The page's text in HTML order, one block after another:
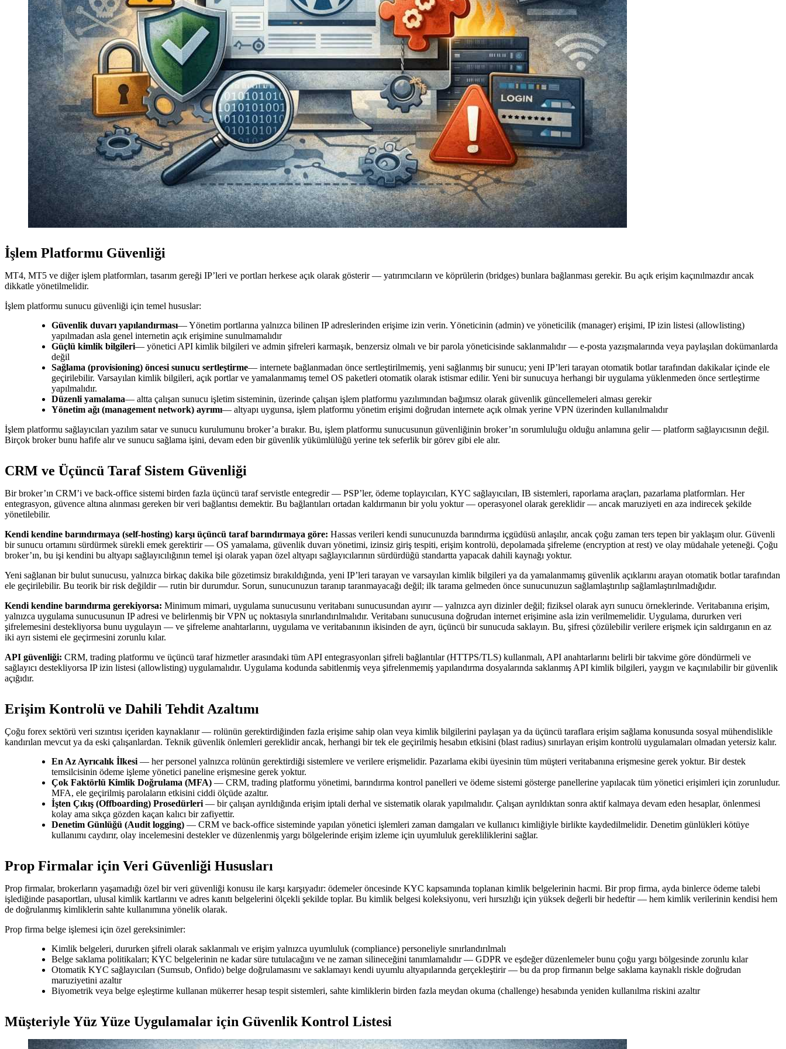
İşlem Platformu Güvenliği
MT4, MT5 ve diğer işlem platformları, tasarım gereği IP’leri ve portları herkese açık olarak gösterir — yatırımcıların ve köprülerin (bridges) bunlara bağlanması gerekir. Bu açık erişim kaçınılmazdır ancak
dikkatle yönetilmelidir.
İşlem platformu sunucu güvenliği için temel hususlar:
Güvenlik duvarı yapılandırması— Yönetim portlarına yalnızca bilinen IP adreslerinden erişime izin verin. Yöneticinin (admin) ve yöneticilik (manager) erişimi, IP izin listesi (allowlisting)
yapılmadan asla genel internetin açık erişimine sunulmamalıdır
Güçlü kimlik bilgileri— yönetici API kimlik bilgileri ve admin şifreleri karmaşık, benzersiz olmalı ve bir parola yöneticisinde saklanmalıdır — e-posta yazışmalarında veya paylaşılan dokümanlarda
değil
Sağlama (provisioning) öncesi sunucu sertleştirme— internete bağlanmadan önce sertleştirilmemiş, yeni sağlanmış bir sunucu; yeni IP’leri tarayan otomatik botlar tarafından dakikalar içinde ele
geçirilebilir. Varsayılan kimlik bilgileri, açık portlar ve yamalanmamış temel OS paketleri otomatik olarak istismar edilir. Yeni bir sunucuya herhangi bir uygulama yüklenmeden önce sertleştirme
yapılmalıdır.
Düzenli yamalama— altta çalışan sunucu işletim sisteminin, üzerinde çalışan işlem platformu yazılımından bağımsız olarak güvenlik güncellemeleri alması gerekir
Yönetim ağı (management network) ayrımı— altyapı uygunsa, işlem platformu yönetim erişimi doğrudan internete açık olmak yerine VPN üzerinden kullanılmalıdır
İşlem platformu sağlayıcıları yazılım satar ve sunucu kurulumunu broker’a bırakır. Bu, işlem platformu sunucusunun güvenliğinin broker’ın sorumluluğu olduğu anlamına gelir — platform sağlayıcısının değil.
Birçok broker bunu hafife alır ve sunucu sağlama işini, devam eden bir güvenlik yükümlülüğü yerine tek seferlik bir görev gibi ele alır.
CRM ve Üçüncü Taraf Sistem Güvenliği
Bir broker’ın CRM’i ve back-office sistemi birden fazla üçüncü taraf servistle entegredir — PSP’ler, ödeme toplayıcıları, KYC sağlayıcıları, IB sistemleri, raporlama araçları, pazarlama platformları. Her
entegrasyon, güvence altına alınması gereken bir veri bağlantısı demektir. Bu bağlantıları ortadan kaldırmanın bir yolu yoktur — operasyonel olarak gereklidir — ancak maruziyeti en aza indirecek şekilde
yönetilebilir.
Kendi kendine barındırmaya (self-hosting) karşı üçüncü taraf barındırmaya göre: Hassas verileri kendi sunucunuzda barındırma içgüdüsü anlaşılır, ancak çoğu zaman ters tepen bir yaklaşım olur. Güvenli
bir sunucu ortamını sürdürmek sürekli emek gerektirir — OS yamalama, güvenlik duvarı yönetimi, izinsiz giriş tespiti, erişim kontrolü, depolamada şifreleme (encryption at rest) ve olay müdahale yeteneği. Çoğu
broker’ın, bu işi kendini bu altyapı sağlayıcılığının temel işi olarak yapan özel altyapı sağlayıcılarının sürdürdüğü standartta yapacak dahili kaynağı yoktur.
Yeni sağlanan bir bulut sunucusu, yalnızca birkaç dakika bile gözetimsiz bırakıldığında, yeni IP’leri tarayan ve varsayılan kimlik bilgileri ya da yamalanmamış güvenlik açıklarını arayan otomatik botlar tarafından
ele geçirilebilir. Bu teorik bir risk değildir — rutin bir durumdur. Sorun, sunucunuzun taranıp taranmayacağı değil; ilk tarama gelmeden önce sunucunuzun sağlamlaştırılıp sağlamlaştırılmadığıdır.
Kendi kendine barındırma gerekiyorsa: Minimum mimari, uygulama sunucusunu veritabanı sunucusundan ayırır — yalnızca ayrı dizinler değil; fiziksel olarak ayrı sunucu örneklerinde. Veritabanına erişim,
yalnızca uygulama sunucusunun IP adresi ve belirlenmiş bir VPN uç noktasıyla sınırlandırılmalıdır. Veritabanı sunucusuna doğrudan internet erişimine asla izin verilmemelidir. Uygulama, dururken veri
şifrelemesini destekliyorsa bunu uygulayın — ve şifreleme anahtarlarını, uygulama ve veritabanının ikisinden de ayrı, üçüncü bir sunucuda saklayın. Bu, şifresi çözülebilir verilere erişmek için saldırganın en az
iki ayrı sistemi ele geçirmesini zorunlu kılar.
API güvenliği: CRM, trading platformu ve üçüncü taraf hizmetler arasındaki tüm API entegrasyonları şifreli bağlantılar (HTTPS/TLS) kullanmalı, API anahtarlarını belirli bir takvime göre döndürmeli ve
sağlayıcı destekliyorsa IP izin listesi (allowlisting) uygulamalıdır. Uygulama kodunda sabitlenmiş veya şifrelenmemiş yapılandırma dosyalarında saklanmış API kimlik bilgileri, yaygın ve kaçınılabilir bir güvenlik
açığıdır.
Erişim Kontrolü ve Dahili Tehdit Azaltımı
Çoğu forex sektörü veri sızıntısı içeriden kaynaklanır — rolünün gerektirdiğinden fazla erişime sahip olan veya kimlik bilgilerini paylaşan ya da üçüncü taraflara erişim sağlama konusunda sosyal mühendislikle
kandırılan mevcut ya da eski çalışanlardan. Teknik güvenlik önlemleri gereklidir ancak, herhangi bir tek ele geçirilmiş hesabın etkisini (blast radius) sınırlayan erişim kontrolü uygulamaları olmadan yetersiz kalır.
En Az Ayrıcalık İlkesi — her personel yalnızca rolünün gerektirdiği sistemlere ve verilere erişmelidir. Pazarlama ekibi üyesinin tüm müşteri veritabanına erişmesine gerek yoktur. Bir destek
temsilcisinin ödeme işleme yönetici paneline erişmesine gerek yoktur.
Çok Faktörlü Kimlik Doğrulama (MFA) — CRM, trading platformu yönetimi, barındırma kontrol panelleri ve ödeme sistemi gösterge panellerine yapılacak tüm yönetici erişimleri için zorunludur.
MFA, ele geçirilmiş parolaların etkisini ciddi ölçüde azaltır.
İşten Çıkış (Offboarding) Prosedürleri — bir çalışan ayrıldığında erişim iptali derhal ve sistematik olarak yapılmalıdır. Çalışan ayrıldıktan sonra aktif kalmaya devam eden hesaplar, önlenmesi
kolay ama sıkça gözden kaçan kalıcı bir zafiyettir.
Denetim Günlüğü (Audit logging) — CRM ve back-office sisteminde yapılan yönetici işlemleri zaman damgaları ve kullanıcı kimliğiyle birlikte kaydedilmelidir. Denetim günlükleri kötüye
kullanımı caydırır, olay incelemesini destekler ve düzenlenmiş yargı bölgelerinde erişim izleme için uyumluluk gerekliliklerini sağlar.
Prop Firmalar için Veri Güvenliği Hususları
Prop firmalar, brokerların yaşamadığı özel bir veri güvenliği konusu ile karşı karşıyadır: ödemeler öncesinde KYC kapsamında toplanan kimlik belgelerinin hacmi. Bir prop firma, ayda binlerce ödeme talebi
işlediğinde pasaportları, ulusal kimlik kartlarını ve adres kanıtı belgelerini ölçekli şekilde toplar. Bu kimlik belgesi koleksiyonu, veri hırsızlığı için yüksek değerli bir hedeftir — hem kimlik verilerinin kendisi hem
de doğrulanmış kimliklerin sahte kullanımına yönelik olarak.
Prop firma belge işlemesi için özel gereksinimler:
Kimlik belgeleri, dururken şifreli olarak saklanmalı ve erişim yalnızca uyumluluk (compliance) personeliyle sınırlandırılmalı
Belge saklama politikaları; KYC belgelerinin ne kadar süre tutulacağını ve ne zaman silineceğini tanımlamalıdır — GDPR ve eşdeğer düzenlemeler bunu çoğu yargı bölgesinde zorunlu kılar
Otomatik KYC sağlayıcıları (Sumsub, Onfido) belge doğrulamasını ve saklamayı kendi uyumlu altyapılarında gerçekleştirir — bu da prop firmanın belge saklama kaynaklı riskle doğrudan
maruziyetini azaltır
Biyometrik veya belge eşleştirme kullanan mükerrer hesap tespit sistemleri, sahte kimliklerin birden fazla meydan okuma (challenge) hesabında yeniden kullanılma riskini azaltır
Müşteriyle Yüz Yüze Uygulamalar için Güvenlik Kontrol Listesi